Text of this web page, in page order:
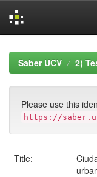
navigationSaber UCV 2)
Please use this
https://
Title: